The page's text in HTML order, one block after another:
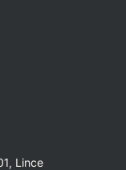
Lince